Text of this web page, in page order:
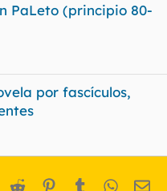
PaLeto (principio 80-
por fascículos,
Reddit Pinterest
Tumblr